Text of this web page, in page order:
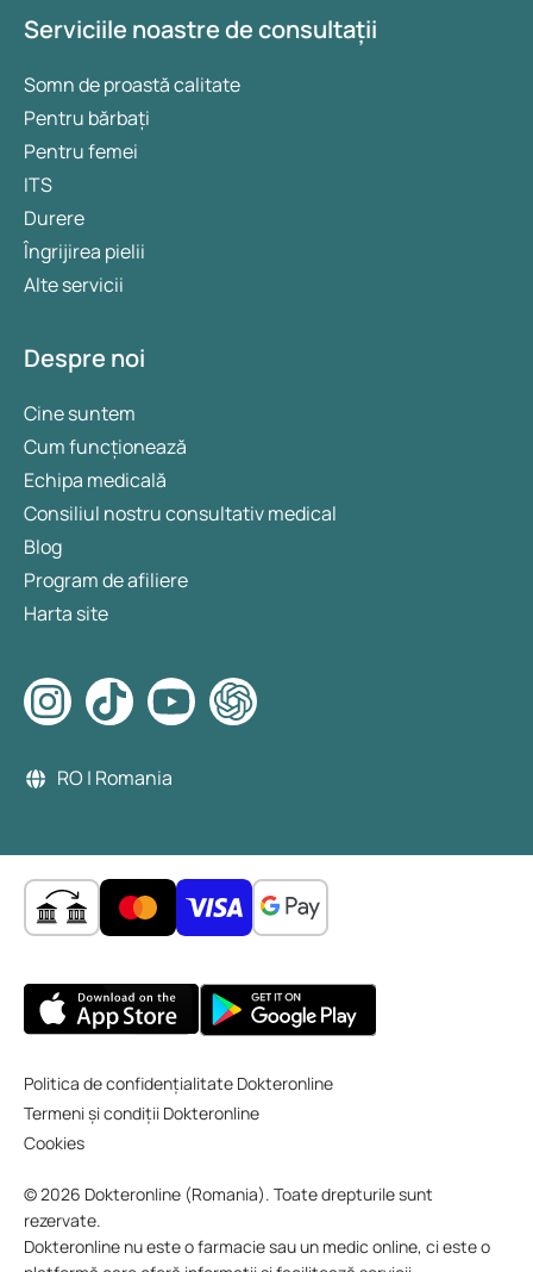
Serviciile noastre de consultații
Somn de proastă calitate
Pentru bărbați
Pentru femei
ITS
Durere
Îngrijirea pielii
Alte servicii
Despre noi
Cine suntem
Cum funcționează
Echipa medicală
Consiliul nostru consultativ medical
Blog
Program de afiliere
Harta site
RO | Romania
Politica de confidențialitate Dokteronline
Termeni și condiții Dokteronline
Cookies
© 2026 Dokteronline (Romania). Toate drepturile sunt
rezervate.
Dokteronline nu este o farmacie sau un medic online, ci este o